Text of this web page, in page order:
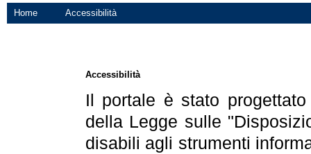
Home Accessibilità
Accessibilità
Il portale è stato
della Legge sulle
disabili agli strumenti